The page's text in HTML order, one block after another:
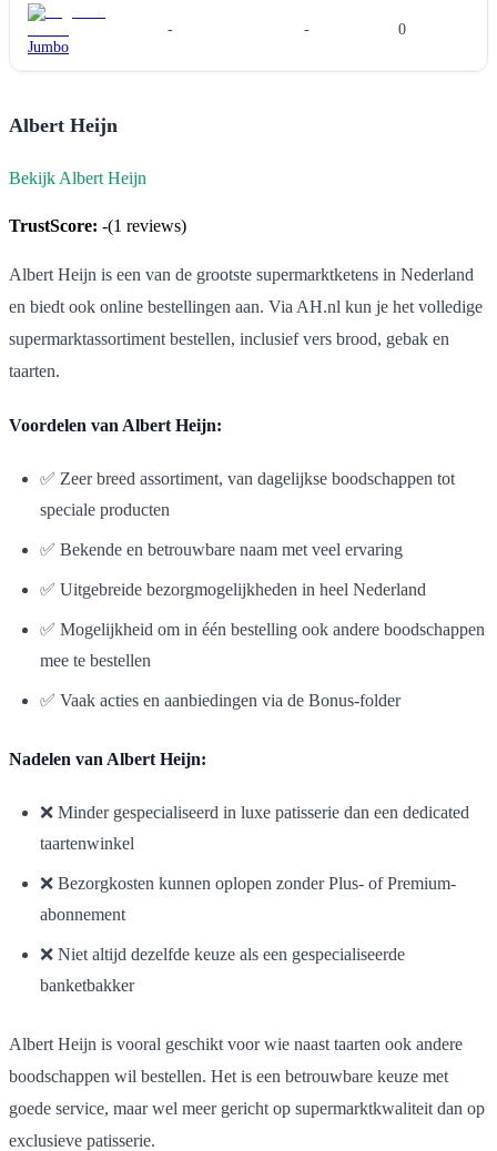
Jumbo
- - 0
Albert Heijn
Bekijk Albert Heijn
TrustScore: -(1 reviews)
Albert Heijn is een van de grootste supermarktketens in Nederland
en biedt ook online bestellingen aan. Via AH.nl kun je het volledige
supermarktassortiment bestellen, inclusief vers brood, gebak en
taarten.
Voordelen van Albert Heijn:
✅ Zeer breed assortiment, van dagelijkse boodschappen tot
speciale producten
✅ Bekende en betrouwbare naam met veel ervaring
✅ Uitgebreide bezorgmogelijkheden in heel Nederland
✅ Mogelijkheid om in één bestelling ook andere boodschappen
mee te bestellen
✅ Vaak acties en aanbiedingen via de Bonus-folder
Nadelen van Albert Heijn:
❌ Minder gespecialiseerd in luxe patisserie dan een dedicated
taartenwinkel
❌ Bezorgkosten kunnen oplopen zonder Plus- of Premium-
abonnement
❌ Niet altijd dezelfde keuze als een gespecialiseerde
banketbakker
Albert Heijn is vooral geschikt voor wie naast taarten ook andere
boodschappen wil bestellen. Het is een betrouwbare keuze met
goede service, maar wel meer gericht op supermarktkwaliteit dan op
exclusieve patisserie.